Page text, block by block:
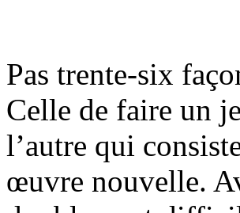
Pas trente-six
Celle de faire un
l’autre qui
œuvre nouvelle.